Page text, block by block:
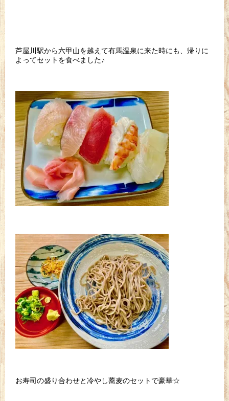
芦屋川駅から六甲山を越えて有馬温泉に来た時にも、帰りに
よってセットを食べました♪
お寿司の盛り合わせと冷やし蕎麦のセットで豪華☆